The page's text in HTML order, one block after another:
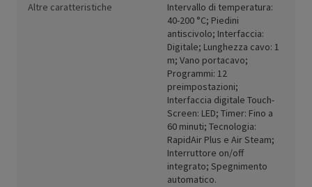
Altre caratteristiche
Intervallo di temperatura:
40-200 °C; Piedini
antiscivolo; Interfaccia:
Digitale; Lunghezza cavo: 1
m; Vano portacavo;
Programmi: 12
preimpostazioni;
Interfaccia digitale Touch-
Screen: LED; Timer: Fino a
60 minuti; Tecnologia:
RapidAir Plus e Air Steam;
Interruttore on/off
integrato; Spegnimento
automatico.